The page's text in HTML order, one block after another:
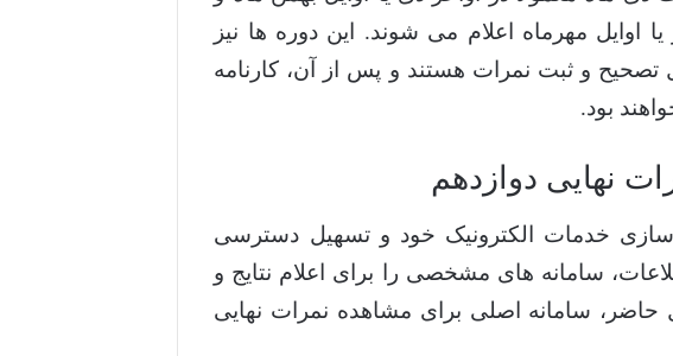
اوایل مهرماه اعلام می شوند. این دوره ها نیز
تصحیح و ثبت نمرات هستند و پس از آن، کارنامه
بود.
نهایی دوازدهم
خدمات الکترونیک خود و تسهیل دسترسی
سامانه های مشخصی را برای اعلام نتایج و
سامانه اصلی برای مشاهده نمرات نهایی